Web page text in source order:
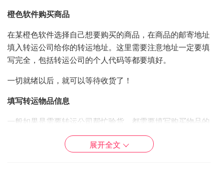
橙色软件购买商品
在某橙色软件选择自己想要购买的商品，在商品的邮寄地址
填入转运公司给你的转运地址。这里需要注意地址一定要填
写完全，包括转运公司的个人代码等都要填好。
一切就绪以后，就可以等待收货了！
填写转运物品信息
一般如果是需要转运公司帮忙验货，都需要填写购买物品的
详细信息。我自己用的这家转运公司如果不需要验货的话是
不需要填写信息的，我因为懒从来没有填写过，每次收货也
展开全文